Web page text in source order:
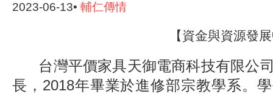
2023-06-13• 輔仁傳情
【資金與資源發
台灣平價家具天御電商科技有限公
長，2018年畢業於進修部宗教學系。